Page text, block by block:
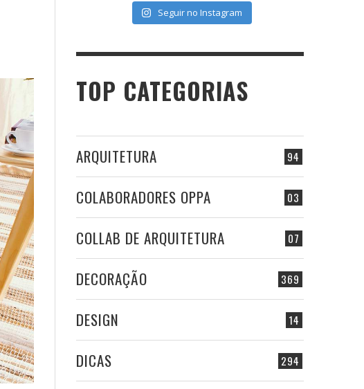
Seguir no Instagram
TOP CATEGORIAS
94
ARQUITETURA
03
COLABORADORES OPPA
07
COLLAB DE ARQUITETURA
369
DECORAÇÃO
14
DESIGN
294
DICAS